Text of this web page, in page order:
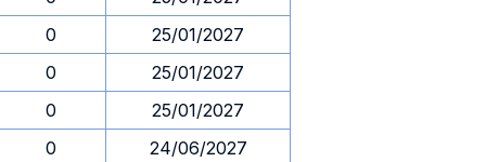
0
25/01/2027
0
25/01/2027
0
25/01/2027
0
24/06/2027